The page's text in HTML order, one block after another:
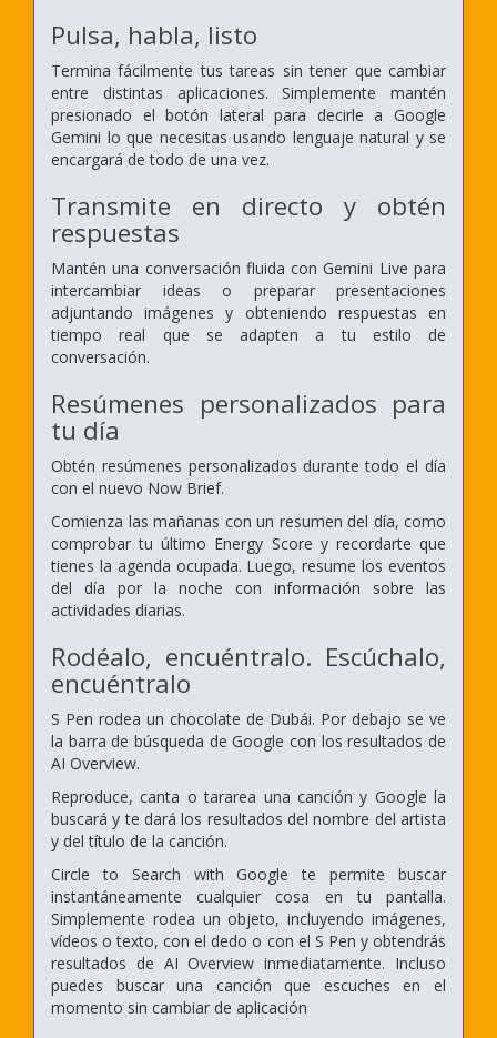
Pulsa, habla, listo
Termina fácilmente tus tareas sin tener que cambiar
entre distintas aplicaciones. Simplemente mantén
presionado el botón lateral para decirle a Google
Gemini lo que necesitas usando lenguaje natural y se
encargará de todo de una vez.
Transmite en directo y obtén
respuestas
Mantén una conversación fluida con Gemini Live para
intercambiar ideas o preparar presentaciones
adjuntando imágenes y obteniendo respuestas en
tiempo real que se adapten a tu estilo de
conversación.
Resúmenes personalizados para
tu día
Obtén resúmenes personalizados durante todo el día
con el nuevo Now Brief.
Comienza las mañanas con un resumen del día, como
comprobar tu último Energy Score y recordarte que
tienes la agenda ocupada. Luego, resume los eventos
del día por la noche con información sobre las
actividades diarias.
Rodéalo, encuéntralo. Escúchalo,
encuéntralo
S Pen rodea un chocolate de Dubái. Por debajo se ve
la barra de búsqueda de Google con los resultados de
AI Overview.
Reproduce, canta o tararea una canción y Google la
buscará y te dará los resultados del nombre del artista
y del título de la canción.
Circle to Search with Google te permite buscar
instantáneamente cualquier cosa en tu pantalla.
Simplemente rodea un objeto, incluyendo imágenes,
vídeos o texto, con el dedo o con el S Pen y obtendrás
resultados de AI Overview inmediatamente. Incluso
puedes buscar una canción que escuches en el
momento sin cambiar de aplicación